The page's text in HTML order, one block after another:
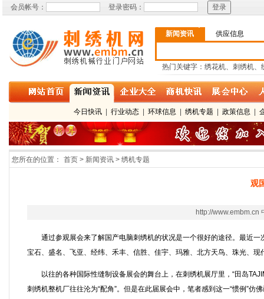
会员帐号： 登录密码：
新闻资讯 供应信息
热门关键字：绣花机、刺绣机、
今日快讯 行业动态 环球信息 绣机专题 政策信息
您所在的位置： 首页 > 新闻资讯 > 绣机专题
观
http://
通过参观展会来了解国产电脑刺绣机的状况是一个很好的途径。最近一
宝石、盛名、飞亚、经纬、禾丰、信胜、佳宇、玛雅、北方天鸟、珠光、
以往的各种国际性缝制设备展会的舞台上，在刺绣机展厅里，“田岛
刺绣机整机厂往往沦为“配角”。但是在此届展会中，笔者感到这一“惯例”